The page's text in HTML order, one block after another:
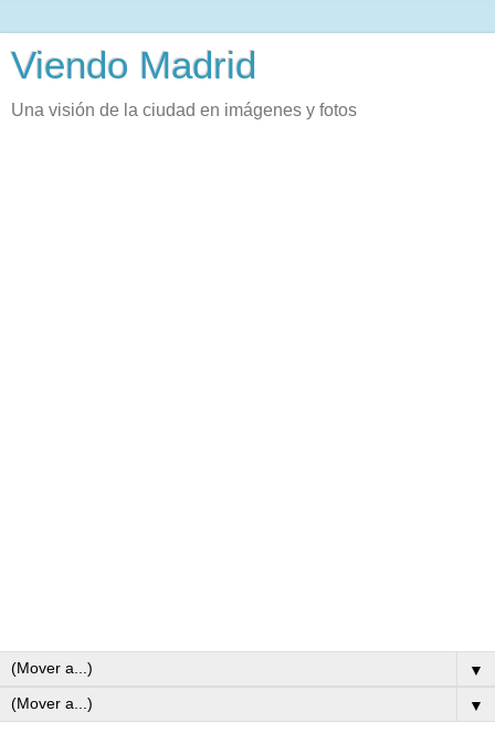
Viendo Madrid
Una visión de la ciudad en imágenes y fotos
▼
▼